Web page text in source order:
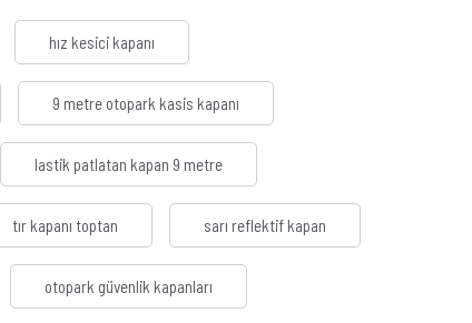
hız kesici kapanı
9 metre otopark kasis kapanı
lastik patlatan kapan 9 metre
tır kapanı toptan sarı reflektif kapan
otopark güvenlik kapanları